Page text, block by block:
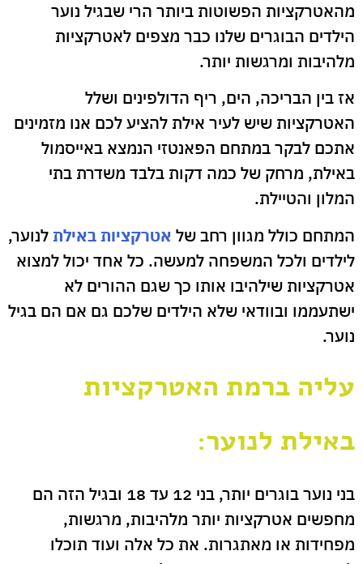
מהאטרקציות הפשוטות ביותר הרי שבגיל נוער
הילדים הבוגרים שלנו כבר מצפים לאטרקציות
מלהיבות ומרגשות יותר.
אז בין הבריכה, הים, ריף הדולפינים ושלל
האטרקציות שיש לעיר אילת להציע לכם אנו מזמינים
אתכם לבקר במתחם הפאנטזי הנמצא באייסמול
באילת, מרחק של כמה דקות בלבד משדרת בתי
המלון והטיילת.
המתחם כולל מגוון רחב של אטרקציות באילת לנוער,
לילדים ולכל המשפחה למעשה. כל אחד יכול למצוא
אטרקציות שילהיבו אותו כך שגם ההורים לא
ישתעממו ובוודאי שלא הילדים שלכם גם אם הם בגיל
נוער.
עליה ברמת האטרקציות
באילת לנוער:
בני נוער בוגרים יותר, בני 12 עד 18 ובגיל הזה הם
מחפשים אטרקציות יותר מלהיבות, מרגשות,
מפחידות או מאתגרות. את כל אלה ועוד תוכלו